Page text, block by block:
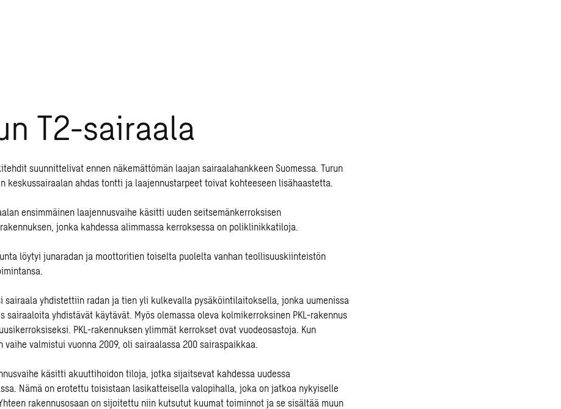
T2-sairaala
suunnittelivat ennen näkemättömän laajan sairaalahankkeen Suomessa. Turun
keskussairaalan ahdas tontti ja laajennustarpeet toivat kohteeseen lisähaastetta.
ensimmäinen laajennusvaihe käsitti uuden seitsemänkerroksisen
jonka kahdessa alimmassa kerroksessa on poliklinikkatiloja.
löytyi junaradan ja moottoritien toiselta puolelta vanhan teollisuuskiinteistön
sairaala yhdistettiin radan ja tien yli kulkevalla pysäköintilaitoksella, jonka uumenissa
sairaaloita yhdistävät käytävät. Myös olemassa oleva kolmikerroksinen PKL-rakennus
PKL-rakennuksen ylimmät kerrokset ovat vuodeosastoja. Kun
vaihe valmistui vuonna 2009, oli sairaalassa 200 sairaspaikkaa.
käsitti akuuttihoidon tiloja, jotka sijaitsevat kahdessa uudessa
Nämä on erotettu toisistaan lasikatteisella valopihalla, joka on jatkoa nykyiselle
rakennusosaan on sijoitettu niin kutsutut kuumat toiminnot ja se sisältää muun